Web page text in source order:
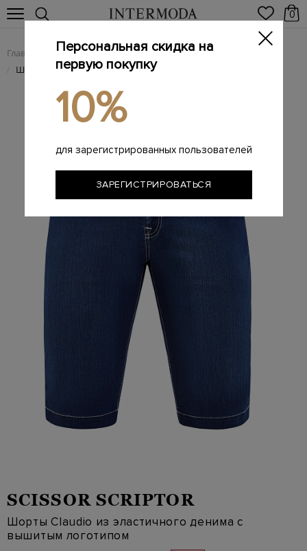
0
Главная Мужчинам / Одежда / Шорты
/ Шорты Claudio из эластичного денима с вышитым логотипом
SCISSOR SCRIPTOR
Шорты Claudio из эластичного денима с
вышитым логотипом
Персональная скидка на
первую покупку
10%
для зарегистрированных пользователей
ЗАРЕГИСТРИРОВАТЬСЯ